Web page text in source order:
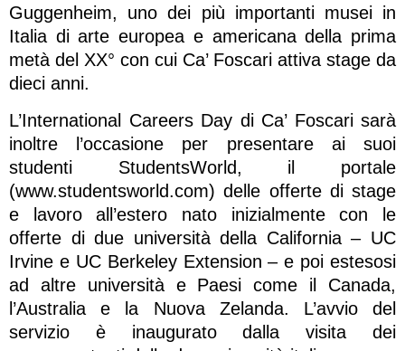
Guggenheim, uno dei più importanti musei in
Italia di arte europea e americana della prima
metà del XX° con cui Ca’ Foscari attiva stage da
dieci anni.
L’International Careers Day di Ca’ Foscari sarà
inoltre l’occasione per presentare ai suoi
studenti StudentsWorld, il portale
(www.studentsworld.com) delle offerte di stage
e lavoro all’estero nato inizialmente con le
offerte di due università della California – UC
Irvine e UC Berkeley Extension – e poi estesosi
ad altre università e Paesi come il Canada,
l’Australia e la Nuova Zelanda. L’avvio del
servizio è inaugurato dalla visita dei